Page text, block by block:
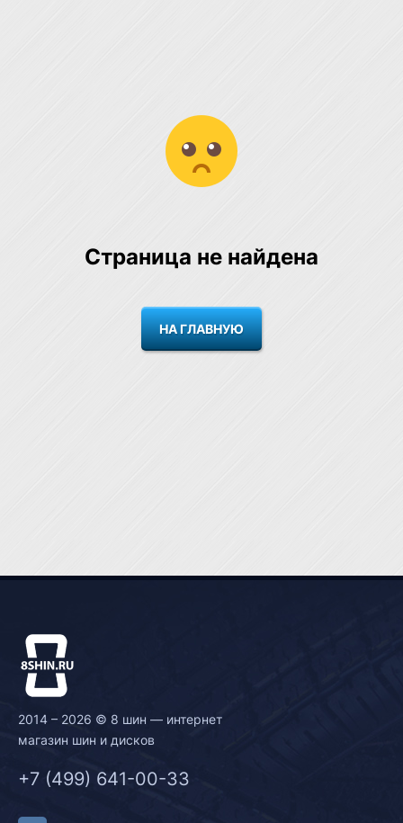
Страница не найдена
НА ГЛАВНУЮ
2014 – 2026 © 8 шин — интернет
магазин шин и дисков
+7 (499) 641-00-33